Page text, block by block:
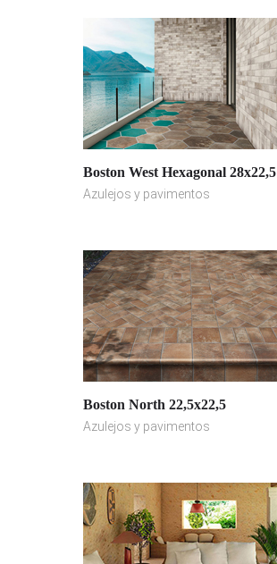
Boston West Hexagonal 28x22,5
Azulejos y pavimentos
Boston North 22,5x22,5
Azulejos y pavimentos